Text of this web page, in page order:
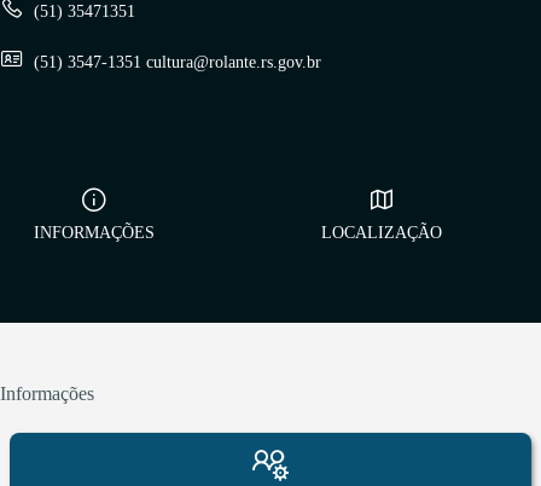
(51) 35471351
(51) 3547-1351 cultura@rolante.rs.gov.br
INFORMAÇÕES LOCALIZAÇÃO
Informações